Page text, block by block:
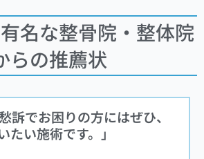
名な整骨院・整体院
らの推薦状
訴でお困りの方にはぜひ、
たい施術です。」